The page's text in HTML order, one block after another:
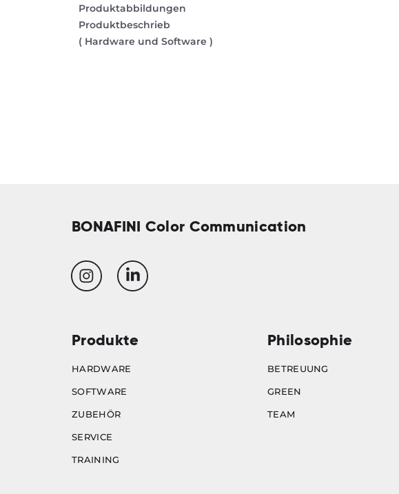
Produktabbildungen
Produktbeschrieb
( Hardware und Software )
BONAFINI Color Communication
Produkte
HARDWARE
SOFTWARE
ZUBEHÖR
SERVICE
TRAINING
Philosophie
BETREUUNG
GREEN
TEAM